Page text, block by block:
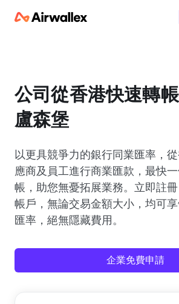
公司從香港快速轉
盧森堡
以更具競爭力的銀行同業匯率，
應商及員工進行商業匯款，最快
帳，助您無憂拓展業務。立即註
帳戶，無論交易金額大小，均可
匯率，絕無隱藏費用。
企業免費申請